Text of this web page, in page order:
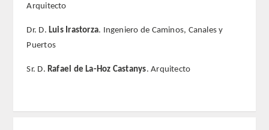
CIENCIAS POLíTICAS Y DE LA ECONOMíA
Arquitecto
Dr. D. Luis Irastorza. Ingeniero de Caminos, Canales y
Puertos
Sr. D. Rafael de La-Hoz Castanys. Arquitecto